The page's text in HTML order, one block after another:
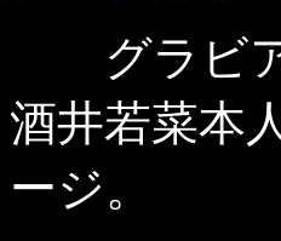
グラビア
酒井若菜本
ージ。